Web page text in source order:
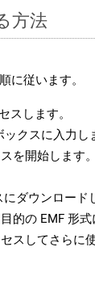
方法
に従います。
スします。
クスに入力し
を開始します。
ダウンロード
的の EMF 形式
スしてさらに